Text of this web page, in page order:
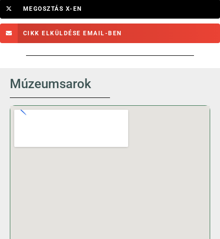
MEGOSZTÁS X-EN
CIKK ELKÜLDÉSE EMAIL-BEN
Múzeumsarok